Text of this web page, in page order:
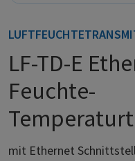
LF-TD-E
Feuchte-
mit Ethernet